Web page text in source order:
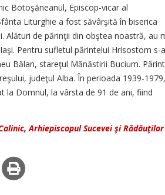
Botoşăneanul, Episcop-vicar al
Liturghie a fost săvârşită în biserica
Alături de părinţii din obştea noastră, au
Pentru sufletul părintelui Hrisostom s-
Bălan, stareţul Mănăstirii Bucium.
judeţul Alba. În perioada 1939-
la Domnul, la vârsta de 91 de ani, fiind
Arhiepiscopul Sucevei şi Rădăuţilor